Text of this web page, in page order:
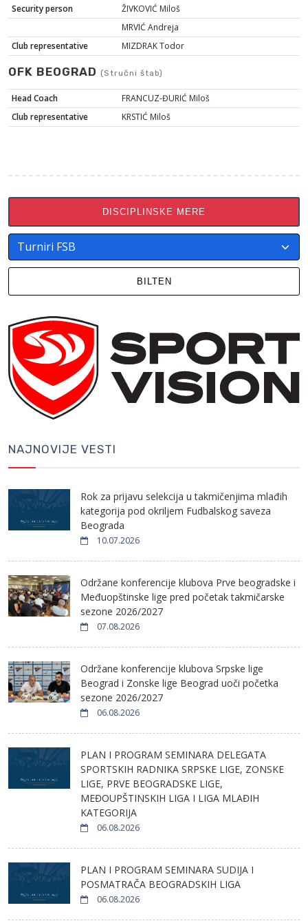
Security person
ŽIVKOVIĆ Miloš
MRVIĆ Andreja
Club representative
MIZDRAK Todor
OFK BEOGRAD (Stručni štab)
Head Coach
FRANCUZ-ĐURIĆ Miloš
Club representative
KRSTIĆ Miloš
DISCIPLINSKE MERE
BILTEN
NAJNOVIJE VESTI
Rok za prijavu selekcija u takmičenjima mlađih
kategorija pod okriljem Fudbalskog saveza
Beograda
10.07.2026
Održane konferencije klubova Prve beogradske i
Međuopštinske lige pred početak takmičarske
sezone 2026/2027
07.08.2026
Održane konferencije klubova Srpske lige
Beograd i Zonske lige Beograd uoči početka
sezone 2026/2027
06.08.2026
PLAN I PROGRAM SEMINARA DELEGATA
SPORTSKIH RADNIKA SRPSKE LIGE, ZONSKE
LIGE, PRVE BEOGRADSKE LIGE,
MEĐOUPŠTINSKIH LIGA I LIGA MLAĐIH
KATEGORIJA
06.08.2026
PLAN I PROGRAM SEMINARA SUDIJA I
POSMATRAČA BEOGRADSKIH LIGA
06.08.2026